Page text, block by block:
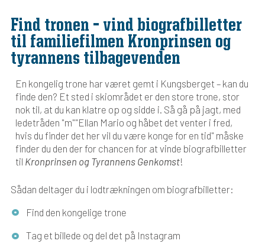
Find tronen – vind biografbilletter
til familiefilmen Kronprinsen og
tyrannens tilbagevenden
En kongelig trone har været gemt i Kungsberget – kan du
finde den? Et sted i skiområdet er den store trone, stor
nok til, at du kan klatre op og sidde i. Så gå på jagt, med
ledetråden "m""Ellan Mario og håbet det venter i fred,
hvis du finder det her vil du være konge for en tid" måske
finder du den der for chancen for at vinde biografbilletter
til Kronprinsen og Tyrannens Genkomst!
Sådan deltager du i lodtrækningen om biografbilletter:
Find den kongelige trone
Tag et billede og del det på Instagram